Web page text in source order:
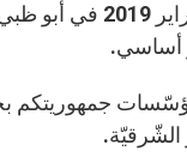
لذلك، السّيّد الرّئيس -، وهي
أساسي.
جمهوريتكم